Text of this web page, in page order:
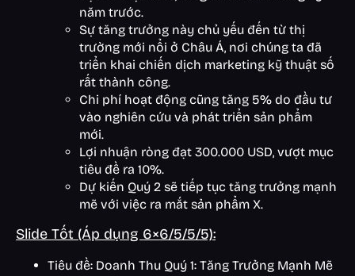
năm trước.
Sự tăng trưởng này chủ yếu đến từ thị
trường mới nổi ở Châu Á, nơi chúng ta đã
triển khai chiến dịch marketing kỹ thuật số
rất thành công.
Chi phí hoạt động cũng tăng 5% do đầu tư
vào nghiên cứu và phát triển sản phẩm
mới.
Lợi nhuận ròng đạt 300.000 USD, vượt mục
tiêu đề ra 10%.
Dự kiến Quý 2 sẽ tiếp tục tăng trưởng mạnh
mẽ với việc ra mắt sản phẩm X.
Slide Tốt (Áp dụng 6×6/5/5/5):
Tiêu đề: Doanh Thu Quý 1: Tăng Trưởng Mạnh Mẽ